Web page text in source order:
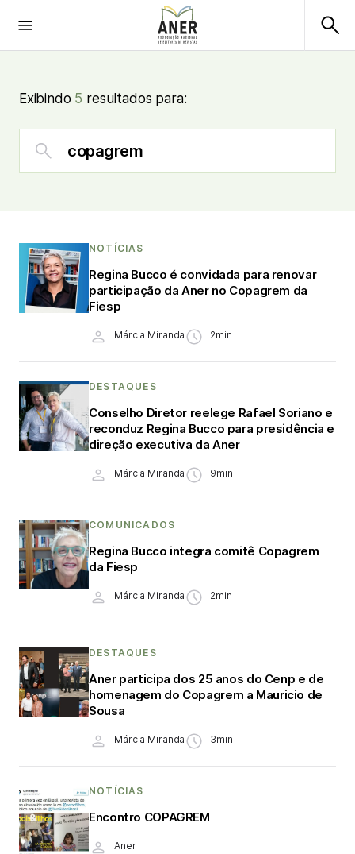
Exibindo 5 resultados para:
NOTÍCIAS
Regina Bucco é convidada para renovar
participação da Aner no Copagrem da
Fiesp
Márcia Miranda 2min
DESTAQUES
Conselho Diretor reelege Rafael Soriano e
reconduz Regina Bucco para presidência e
direção executiva da Aner
Márcia Miranda 9min
COMUNICADOS
Regina Bucco integra comitê Copagrem
da Fiesp
Márcia Miranda 2min
DESTAQUES
Aner participa dos 25 anos do Cenp e de
homenagem do Copagrem a Mauricio de
Sousa
Márcia Miranda 3min
NOTÍCIAS
Encontro COPAGREM
Aner